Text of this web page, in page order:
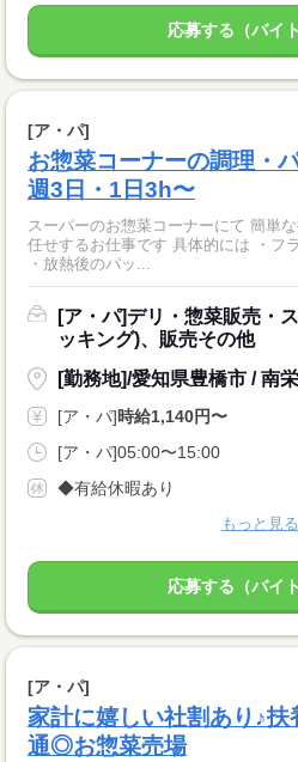
応募する（バイ
[ア・パ]
お惣菜コーナーの調理・
週3日・1日3h〜
スーパーのお惣菜コーナーにて 簡単
任せするお仕事です 具体的には ・フ
・放熱後のパッ...
[ア・パ]デリ・惣菜販売・
ッキング)、販売その他
[勤務地]/愛知県豊橋市 / 南
[ア・パ]時給1,140円〜
[ア・パ]05:00〜15:00
◆有給休暇あり
もっと見る
応募する（バイ
[ア・パ]
家計に嬉しい社割あり♪
通◎お惣菜売場